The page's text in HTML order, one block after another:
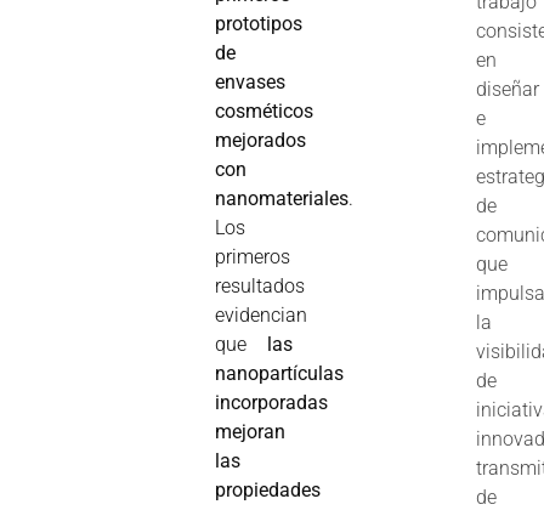
prototipos
de
envases
cosméticos
mejorados
con
nanomateriales.
Los
primeros
resultados
evidencian
que las
nanopartículas
incorporadas
mejoran
las
propiedades
en
diseñar
e
de
que
la
de
de